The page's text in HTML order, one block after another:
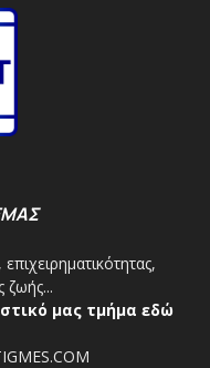
ζωής...
μας τμήμα εδώ